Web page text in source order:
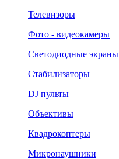
Телевизоры
Фото - видеокамеры
Светодиодные экраны
Стабилизаторы
DJ пульты
Объективы
Квадрокоптеры
Микронаушники